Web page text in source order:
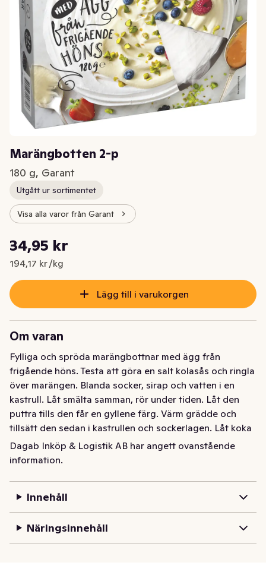
Marängbotten 2-p
180 g, Garant
Utgått ur sortimentet
Visa alla varor från Garant
Nuvarande pris är: 34,95 kr
34,95 kr
194,17 kr /kg
Styckpris: 194,17 kr /kg
Lägg till i varukorgen
Om varan
Fylliga och spröda marängbottnar med ägg från
frigående höns. Testa att göra en salt kolasås och ringla
över marängen. Blanda socker, sirap och vatten i en
kastrull. Låt smälta samman, rör under tiden. Låt den
puttra tills den får en gyllene färg. Värm grädde och
tillsätt den sedan i kastrullen och sockerlagen. Låt koka
på låg värme och rör tills det blandats. Sist ner med
saltet och låt sedan svalna. Himmelskt gott!
Dagab Inköp & Logistik AB har angett ovanstående
information.
Innehåll
Näringsinnehåll